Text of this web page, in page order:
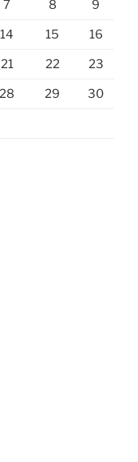
7 8 9
14 15 16
21 22 23
28 29 30